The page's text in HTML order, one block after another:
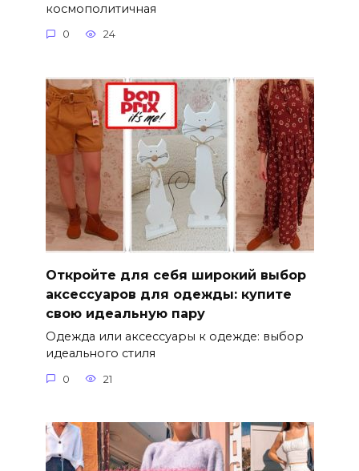
космополитичная
0 24
Откройте для себя широкий выбор
аксессуаров для одежды: купите
свою идеальную пару
Одежда или аксессуары к одежде: выбор
идеального стиля
0 21